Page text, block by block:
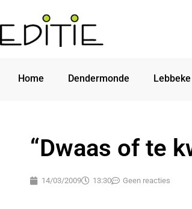
Home Dendermonde Lebbeke
“Dwaas of te
14/03/2009 13:30 Geen reacties